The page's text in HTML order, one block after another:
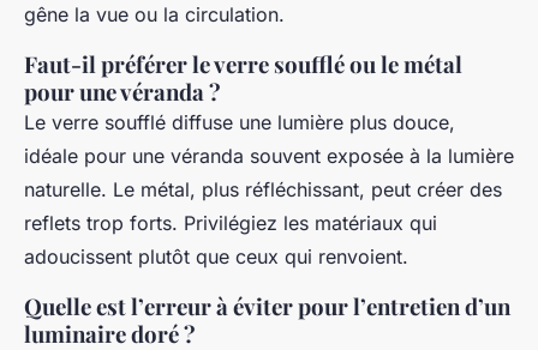
gêne la vue ou la circulation.
Faut-il préférer le verre soufflé ou le métal
pour une véranda ?
Le verre soufflé diffuse une lumière plus douce,
idéale pour une véranda souvent exposée à la lumière
naturelle. Le métal, plus réfléchissant, peut créer des
reflets trop forts. Privilégiez les matériaux qui
adoucissent plutôt que ceux qui renvoient.
Quelle est l’erreur à éviter pour l’entretien d’un
luminaire doré ?